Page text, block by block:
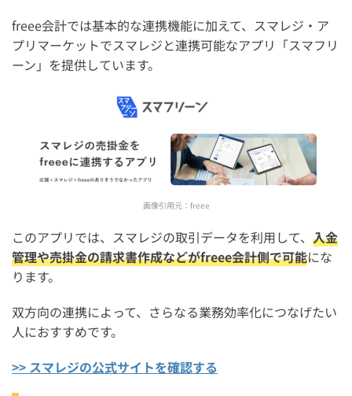
freee会計では基本的な連携機能に加えて、スマレジ・ア
プリマーケットでスマレジと連携可能なアプリ「スマフリ
ーン」を提供しています。
画像引用元： freee
このアプリでは、スマレジの取引データを利用して、 入金
管理や売掛金の請求書作成などがfreee会計側で可能にな
ります。
双方向の連携によって、さらなる業務効率化につなげたい
人におすすめです。
>> スマレジの公式サイトを確認する